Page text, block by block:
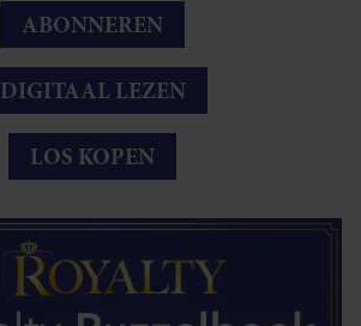
ABONNEREN
DIGITAAL LEZEN
LOS KOPEN